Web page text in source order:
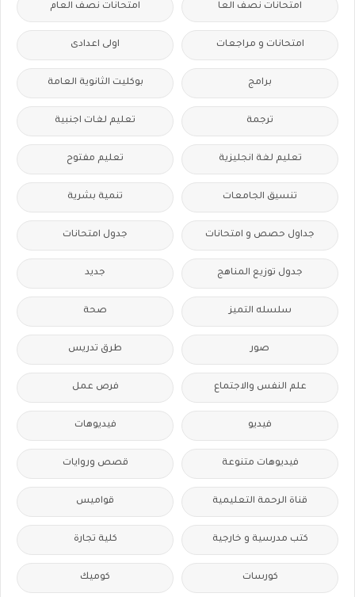
امتحانات نصف العا امتحانات نصف العام
امتحانات و مراجعات اولى اعدادى
برامج بوكليت الثانوية العامة
ترجمة تعليم لغات اجنبية
تعليم لغة انجليزية تعليم مفتوح
تنسيق الجامعات تنمية بشرية
جداول حصص و امتحانات جدول امتحانات
جدول توزيع المناهج جديد
سلسله التميز صحة
صور طرق تدريس
علم النفس والاجتماع فرص عمل
فيديو فيديوهات
فيديوهات متنوعة قصص وروايات
قناة الرحمة التعليمية قواميس
كتب مدرسية و خارجية كلية تجارة
كورسات كوميك